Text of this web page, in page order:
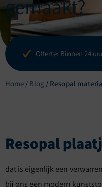
Blogs
gemaakt?
Offerte: Binnen 24
Home / Blog / Resopal
Resopal
dat is eigenlijk een
bij ons een modern